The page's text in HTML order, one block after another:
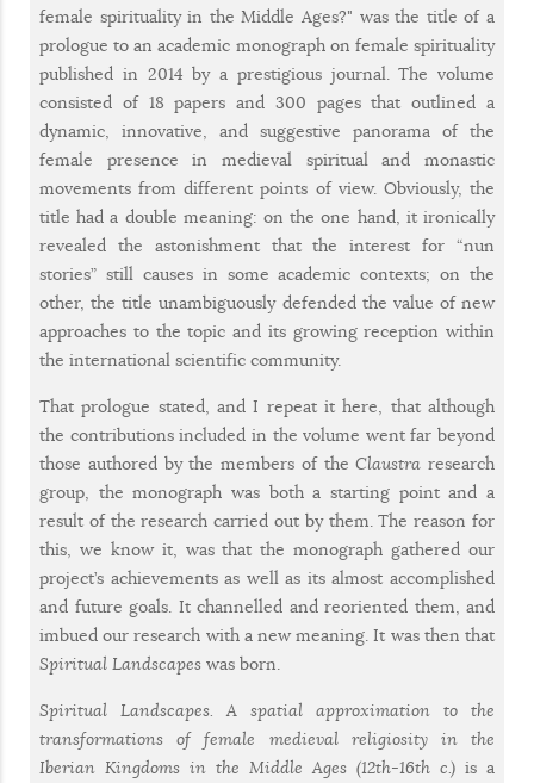
female spirituality in the Middle Ages?" was the title of a
prologue to an academic monograph on female spirituality
published in 2014 by a prestigious journal. The volume
consisted of 18 papers and 300 pages that outlined a
dynamic, innovative, and suggestive panorama of the
female presence in medieval spiritual and monastic
movements from different points of view. Obviously, the
title had a double meaning: on the one hand, it ironically
revealed the astonishment that the interest for “nun
stories” still causes in some academic contexts; on the
other, the title unambiguously defended the value of new
approaches to the topic and its growing reception within
the international scientific community.
That prologue stated, and I repeat it here, that although
the contributions included in the volume went far beyond
those authored by the members of theClaustra research
group, the monograph was both a starting point and a
result of the research carried out by them. The reason for
this, we know it, was that the monograph gathered our
project’s achievements as well as its almost accomplished
and future goals. It channelled and reoriented them, and
imbued our research with a new meaning. It was then that
Spiritual Landscapes was born.
Spiritual Landscapes. A spatial approximation to the
transformations of female medieval religiosity in the
Iberian Kingdoms in the Middle Ages (12th-16th c.) is a